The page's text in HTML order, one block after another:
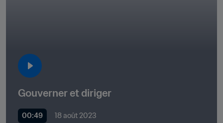
Gouverner et diriger
00:49 18 août 2023